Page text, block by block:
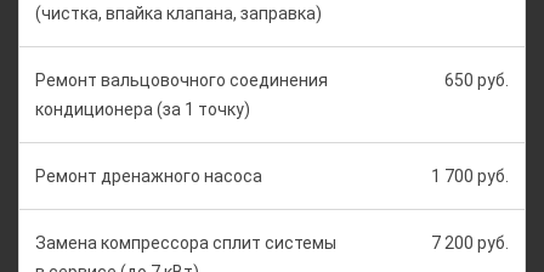
(чистка, впайка клапана, заправка)
Ремонт вальцовочного соединения
кондиционера (за 1 точку)
650 руб.
Ремонт дренажного насоса 1 700 руб.
Замена компрессора сплит системы
7 200 руб.